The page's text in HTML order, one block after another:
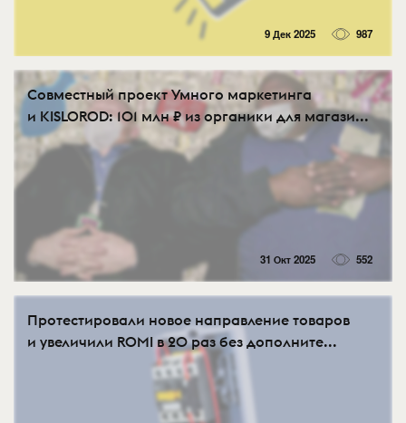
9 Дек 2025 987
Совместный проект Умного маркетинга
и KISLOROD: 101 млн ₽ из органики для магази...
31 Окт 2025 552
Протестировали новое направление товаров
и увеличили ROMI в 20 раз без дополните...